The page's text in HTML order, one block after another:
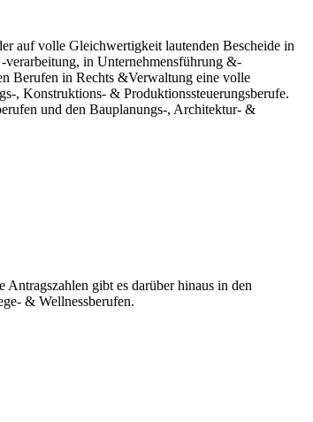
auf volle Gleichwertigkeit lautenden Bescheide in
in Unternehmensführung &-
Berufen in Rechts &Verwaltung eine volle
, Konstruktions- & Produktionssteuerungsberufe.
und den Bauplanungs-, Architektur- &
gibt es darüber hinaus in den
& Wellnessberufen.